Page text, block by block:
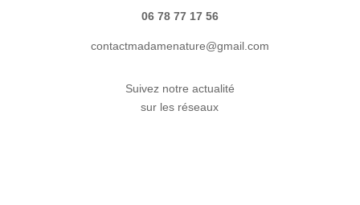
06 78 77 17 56
contactmadamenature@gmail.com
Suivez notre actualité
sur les réseaux